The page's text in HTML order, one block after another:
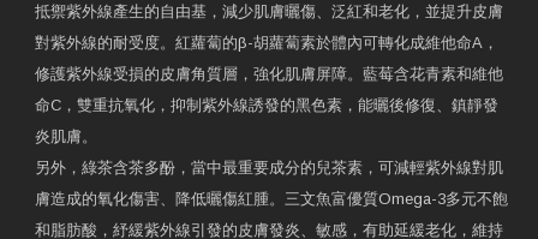
抵禦紫外線產生的自由基，減少肌膚曬傷、泛紅和老化，並提升皮膚
對紫外線的耐受度。紅蘿蔔的β-胡蘿蔔素於體內可轉化成維他命A，
修護紫外線受損的皮膚角質層，強化肌膚屏障。藍莓含花青素和維他
命C，雙重抗氧化，抑制紫外線誘發的黑色素，能曬後修復、鎮靜發
炎肌膚。
另外，綠茶含茶多酚，當中最重要成分的兒茶素，可減輕紫外線對肌
膚造成的氧化傷害、降低曬傷紅腫。三文魚富優質Omega-3多元不飽
和脂肪酸，紓緩紫外線引發的皮膚發炎、敏感，有助延緩老化，維持